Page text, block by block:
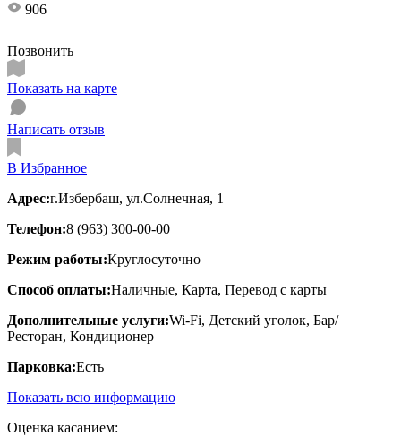
906
Позвонить
Показать на карте
Написать отзыв
В Избранное
Адрес:г.Избербаш, ул.Солнечная, 1
Телефон:8 (963) 300-00-00
Режим работы:Круглосуточно
Способ оплаты:Наличные, Карта, Перевод с карты
Дополнительные услуги:Wi-Fi, Детский уголок, Бар/
Ресторан, Кондиционер
Парковка:Есть
Показать всю информацию
Оценка касанием: